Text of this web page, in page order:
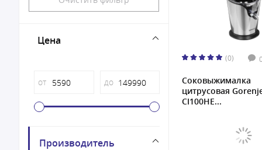
Цена
от до
Производитель
(0)
Соковыжималка
цитрусовая
CJ100HE...